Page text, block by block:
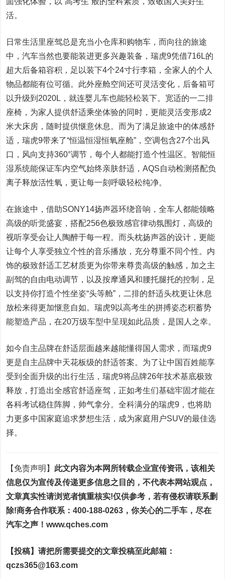
活。
日常生活里座驾总是充当小仓库和购物车，而向往的旅途
中，汽车当然也要能装进更多兴趣装备，瑞虎9凭借716L的
超大后备箱容积，足以装下4个24寸行李箱，全家人的个人
物品都能有位可循。此外座舱空间还可灵活变化，后备箱可
以升级到2020L，就连婴儿车也能轻松装下。宽适的一二排
座椅，为家人提供舒适乘坐体验的同时，更能灵活变形成2
米大床房，随时提供惬意休息。而为了满足旅途中的体感舒
适，瑞虎9带来了“恒温恒湿恒氧座舱”，空调包含27个出风
口，风向支持360°调节，每个人都能打造个性温区。智能恒
湿系统能保证车内空气始终亲肤舒适，AQS自动检测搭配负
离子释放活性氧，更让每一刻呼吸轻松纯净。
在旅途中，借助SONY14扬声器环绕音响，全车人都能领略
高级的听觉盛宴，搭配256色极致感官律动氛围灯，高级的
视听享受会让人陶醉于每一程。而头枕扬声器的设计，更能
让每个人享受独立个性的音乐播放，充分尊重不同个性。内
饰的极致舒适工艺材质更为你带来尊贵高级的触感，加之主
副驾的自由电动调节，以及按摩通风和腰托腿托的控制，足
以支持你打造个性坐姿“头等舱”，二排的舒适头枕更让休息
放松来得更加惬意自如。瑞虎9以高考生的拼搏姿态积蓄势
能塑造产品，在20万级车型中呈现如此品质，是国人之幸。
如今自主品牌在舒适层面越来越能懂得国人需求，而瑞虎9
更是自主品牌中天花板级的舒适答案。为了让中国百姓能享
受到全面升级的出行生活，瑞虎9将品牌26年技术基底极致
释放，打造出全感官舒适座驾，正如考生们基础牢固才能在
各科考试稳住阵脚，帅气拿分。全科满分的瑞虎9，也将助
力更多中国家庭追求梦想生活，成为家庭用户SUV的最佳选
择。
【免责声明】 此文内容为本网所转载企业宣传资讯，该相关
信息仅为宣传及传递更多信息之目的，不代表本网站观点，
文章真实性请浏览者慎重核实!仅供参考，若有侵权请联系删
除!商务合作联系：400-188-0263，你关心的二手车，尽在
汽车之声 ！www.qches.com
【投稿】请把所需要提交的文章投稿至此邮箱：
qczs365@163.com